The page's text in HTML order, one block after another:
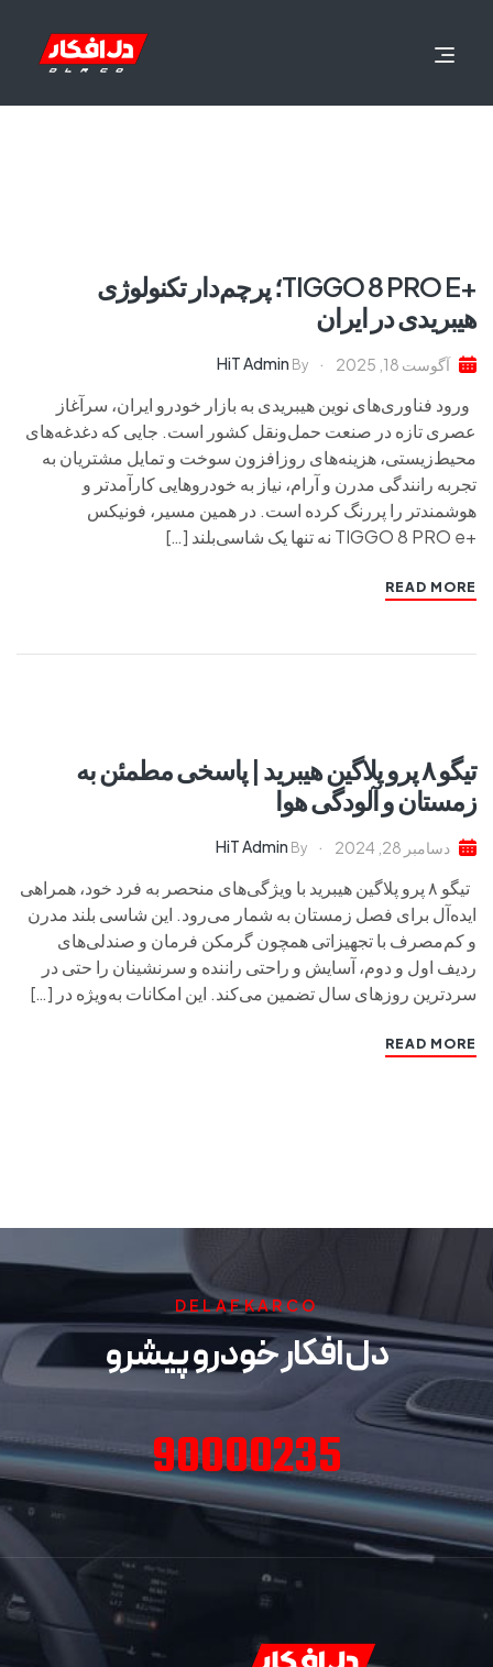
+TIGGO 8 PRO E؛ پرچم‌دار تکنولوژی
هیبریدی در ایران
آگوست 18, 2025 By
HiT Admin
ورود فناوری‌های نوین هیبریدی به بازار خودرو ایران، سرآغاز
عصری تازه در صنعت حمل‌ونقل کشور است. جایی که دغدغه‌های
محیط‌زیستی، هزینه‌های روزافزون سوخت و تمایل مشتریان به
تجربه رانندگی مدرن و آرام، نیاز به خودروهایی کارآمدتر و
هوشمندتر را پررنگ کرده است. در همین مسیر، فونیکس
+TIGGO 8 PRO e نه تنها یک شاسی‌بلند […]
READ MORE
تیگو ۸ پرو پلاگین هیبرید | پاسخی مطمئن به
زمستان و آلودگی هوا
دسامبر 28, 2024 By
HiT Admin
تیگو ۸ پرو پلاگین هیبرید با ویژگی‌های منحصر به فرد خود، همراهی
ایده‌آل برای فصل زمستان به شمار می‌رود. این شاسی بلند مدرن
و کم‌مصرف با تجهیزاتی همچون گرمکن فرمان و صندلی‌های
ردیف اول و دوم، آسایش و راحتی راننده و سرنشینان را حتی در
سردترین روزهای سال تضمین می‌کند. این امکانات به‌ویژه در […]
READ MORE
DELAFKARCO
دل افکار خودرو پیشرو
90000235